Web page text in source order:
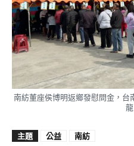
南紡董座侯博明返鄉發慰問金，台
龍
主題 公益 南紡